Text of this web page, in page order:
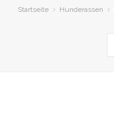
Startseite Hunderassen